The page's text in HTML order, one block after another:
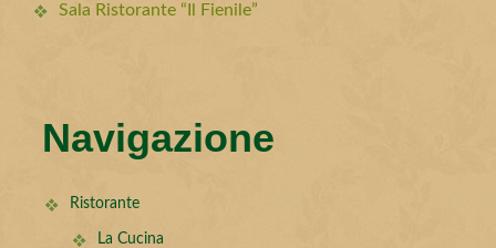
Sala Ristorante “Il Fienile”
Navigazione
Ristorante
La Cucina